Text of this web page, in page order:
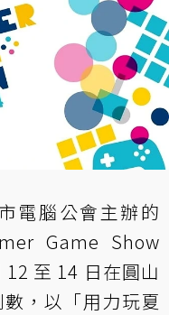
電腦公會主辦的
Game Show
12 至 14 日在圓山
，以「用力玩夏